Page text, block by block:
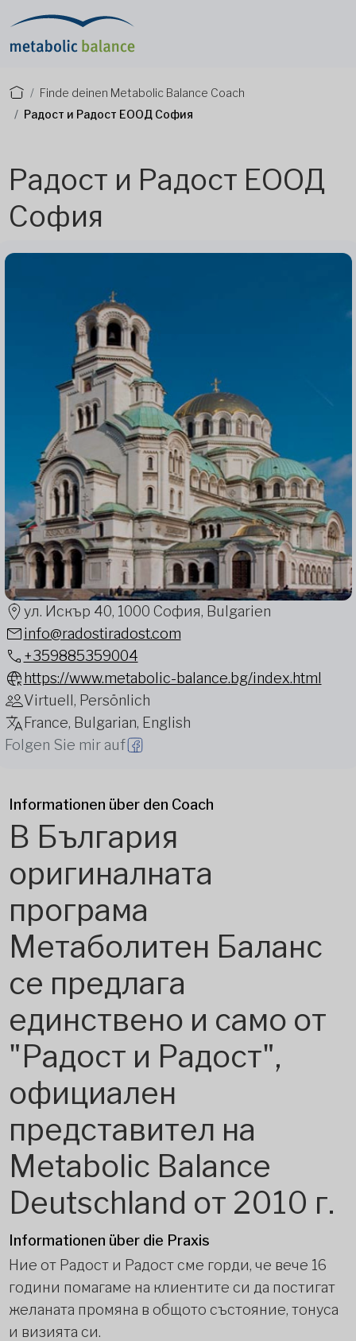
Finde deinen Metabolic Balance Coach
Радост и Радост ЕООД София
Радост и Радост ЕООД
София
ул. Искър 40, 1000 София, Bulgarien
info@radostiradost.com
+359885359004
https://www.metabolic-balance.bg/index.html
Virtuell, Persönlich
France, Bulgarian, English
Folgen Sie mir auf
Informationen über den Coach
В България
оригиналната
програма
Метаболитен Баланс
се предлага
единствено и само от
"Радост и Радост",
официален
представител на
Metabolic Balance
Deutschland от 2010 г.
Informationen über die Praxis
Ние от Радост и Радост сме горди, че вече 16
години помагаме на клиентите си да постигат
желаната промяна в общото състояние, тонуса
и визията си.